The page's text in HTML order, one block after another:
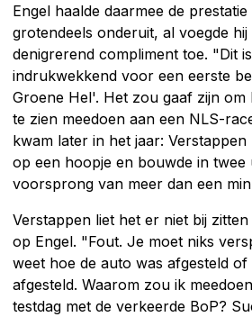
Engel haalde daarmee de
grotendeels onderuit, al voegde
denigrerend compliment toe. "Dit
indrukwekkend voor een eerste
Groene Hel'. Het zou gaaf zijn
te zien meedoen aan een NLS-
kwam later in het jaar:
op een hoopje en bouwde in twee
voorsprong van meer dan een
Verstappen liet het er niet bij
op Engel. "Fout. Je moet niks
weet hoe de auto was afgesteld
afgesteld. Waarom zou ik
testdag met de verkeerde BoP?